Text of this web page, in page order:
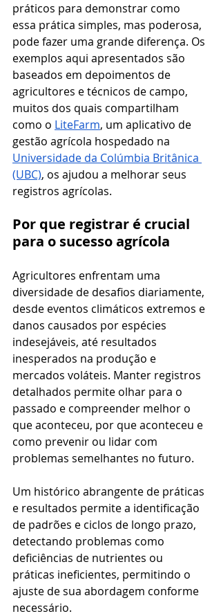
práticos para demonstrar como
essa prática simples, mas poderosa,
pode fazer uma grande diferença. Os
exemplos aqui apresentados são
baseados em depoimentos de
agricultores e técnicos de campo,
muitos dos quais compartilham
como o LiteFarm, um aplicativo de
gestão agrícola hospedado na
Universidade da Colúmbia Britânica
(UBC), os ajudou a melhorar seus
registros agrícolas.
Por que registrar é crucial
para o sucesso agrícola
Agricultores enfrentam uma
diversidade de desafios diariamente,
desde eventos climáticos extremos e
danos causados por espécies
indesejáveis, até resultados
inesperados na produção e
mercados voláteis. Manter registros
detalhados permite olhar para o
passado e compreender melhor o
que aconteceu, por que aconteceu e
como prevenir ou lidar com
problemas semelhantes no futuro.
Um histórico abrangente de práticas
e resultados permite a identificação
de padrões e ciclos de longo prazo,
detectando problemas como
deficiências de nutrientes ou
práticas ineficientes, permitindo o
ajuste de sua abordagem conforme
necessário.